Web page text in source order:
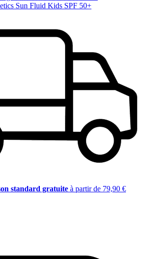
Sun Fluid Kids SPF 50+
standard gratuite à partir de 79,90 €